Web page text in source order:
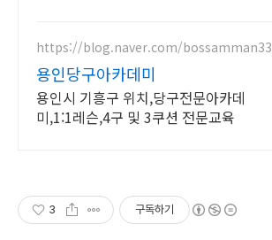
https://blog.naver.com/bossamman33
용인당구아카데미
용인시 기흥구 위치,당구전문아카데
미,1:1레슨,4구 및 3쿠션 전문교육
3 구독하기